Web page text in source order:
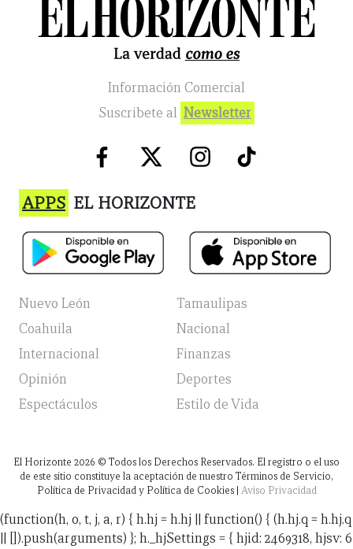
Información Comercial
Suscribete al Newsletter
APPS EL HORIZONTE
Nuevo León
Tamaulipas
Coahuila
Nacional
Internacional
Finanzas
Opinión
Deportes
Espectáculos
Estilo de Vida
El Horizonte 2026 © Todos los Derechos Reservados. El registro o el uso
de este sitio constituye la aceptación de nuestro Términos de Servicio,
Política de Privacidad y Política de Cookies | Aviso Privacidad
(function(h, o, t, j, a, r) { h.hj = h.hj || function() { (h.hj.q = h.hj.q
|| []).push(arguments) }; h._hjSettings = { hjid: 2469318, hjsv: 6